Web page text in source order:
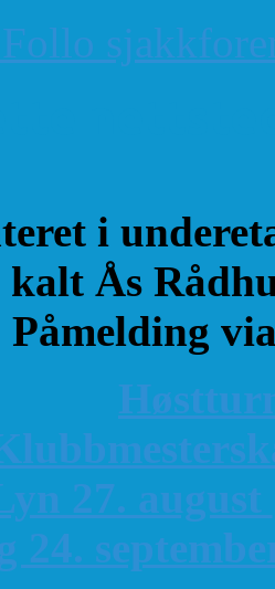
i
kalt Ås
Påmelding
27. august
24.